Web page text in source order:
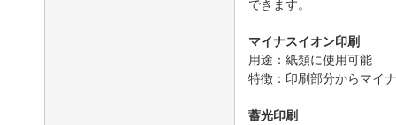
できます。
マイナスイオン印刷
用途：紙類に使用可能
特徴：印刷部分からマイ
蓄光印刷